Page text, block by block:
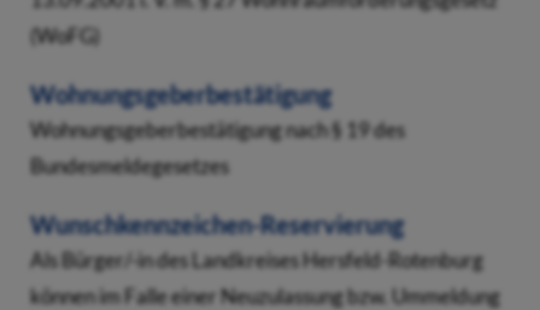
(WoFG)
Wohnungsgeberbestätigung
Wohnungsgeberbestätigung nach § 19 des
Bundesmeldegesetzes
Wunschkennzeichen-Reservierung
Als Bürger/-in des Landkreises Hersfeld-Rotenburg
können im Falle einer Neuzulassung bzw. Ummeldung